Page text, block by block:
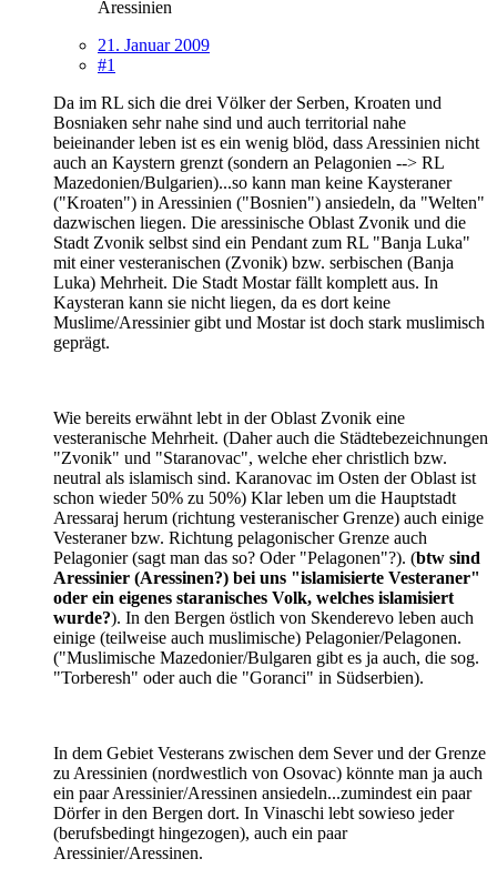
Aressinien
21. Januar 2009
#1
Da im RL sich die drei Völker der Serben, Kroaten und
Bosniaken sehr nahe sind und auch territorial nahe
beieinander leben ist es ein wenig blöd, dass Aressinien nicht
auch an Kaystern grenzt (sondern an Pelagonien --> RL
Mazedonien/Bulgarien)...so kann man keine Kaysteraner
("Kroaten") in Aressinien ("Bosnien") ansiedeln, da "Welten"
dazwischen liegen. Die aressinische Oblast Zvonik und die
Stadt Zvonik selbst sind ein Pendant zum RL "Banja Luka"
mit einer vesteranischen (Zvonik) bzw. serbischen (Banja
Luka) Mehrheit. Die Stadt Mostar fällt komplett aus. In
Kaysteran kann sie nicht liegen, da es dort keine
Muslime/Aressinier gibt und Mostar ist doch stark muslimisch
geprägt.
Wie bereits erwähnt lebt in der Oblast Zvonik eine
vesteranische Mehrheit. (Daher auch die Städtebezeichnungen
"Zvonik" und "Staranovac", welche eher christlich bzw.
neutral als islamisch sind. Karanovac im Osten der Oblast ist
schon wieder 50% zu 50%) Klar leben um die Hauptstadt
Aressaraj herum (richtung vesteranischer Grenze) auch einige
Vesteraner bzw. Richtung pelagonischer Grenze auch
Pelagonier (sagt man das so? Oder "Pelagonen"?). (btw sind
Aressinier (Aressinen?) bei uns "islamisierte Vesteraner"
oder ein eigenes staranisches Volk, welches islamisiert
wurde?). In den Bergen östlich von Skenderevo leben auch
einige (teilweise auch muslimische) Pelagonier/Pelagonen.
("Muslimische Mazedonier/Bulgaren gibt es ja auch, die sog.
"Torberesh" oder auch die "Goranci" in Südserbien).
In dem Gebiet Vesterans zwischen dem Sever und der Grenze
zu Aressinien (nordwestlich von Osovac) könnte man ja auch
ein paar Aressinier/Aressinen ansiedeln...zumindest ein paar
Dörfer in den Bergen dort. In Vinaschi lebt sowieso jeder
(berufsbedingt hingezogen), auch ein paar
Aressinier/Aressinen.